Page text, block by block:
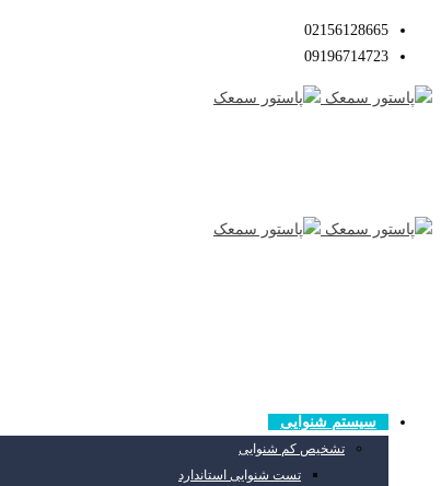
02156128665
09196714723
سیستم شنوایی
تشخیص کم شنوایی
تست شنوایی استاندارد